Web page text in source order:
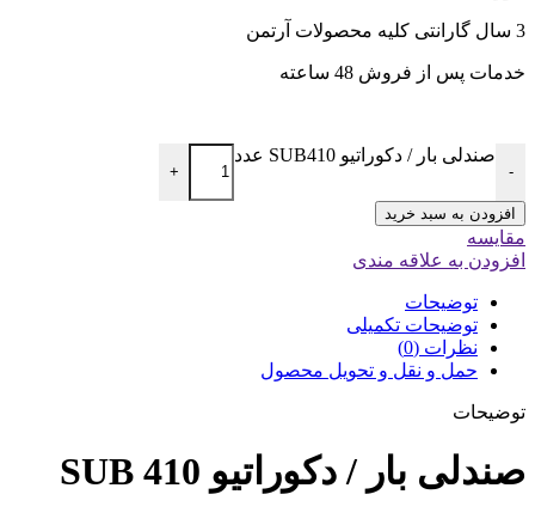
3 سال گارانتی کلیه محصولات آرتمن
خدمات پس از فروش 48 ساعته
-
صندلی بار / دکوراتیو SUB410 عدد
+
افزودن به سبد خرید
مقایسه
افزودن به علاقه مندی
توضیحات
توضیحات تکمیلی
نظرات (0)
حمل و نقل و تحویل محصول
توضیحات
صندلی بار / دکوراتیو SUB 410